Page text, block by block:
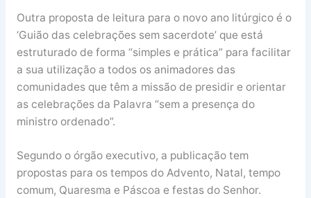
Outra proposta de leitura para o novo ano litúrgico é o
‘Guião das celebrações sem sacerdote’ que está
estruturado de forma “simples e prática” para facilitar
a sua utilização a todos os animadores das
comunidades que têm a missão de presidir e orientar
as celebrações da Palavra “sem a presença do
ministro ordenado”.
Segundo o órgão executivo, a publicação tem
propostas para os tempos do Advento, Natal, tempo
comum, Quaresma e Páscoa e festas do Senhor.